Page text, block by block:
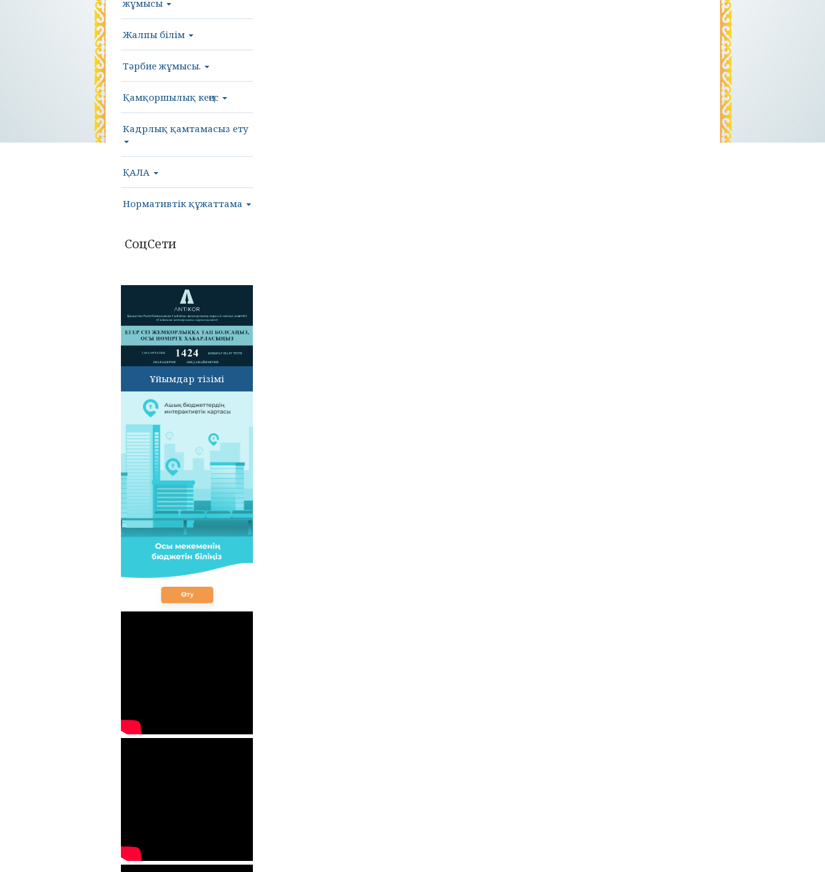
жұмысы
Жалпы білім
Тәрбие жұмысы.
Қамқоршылық кеңес
Кадрлық қамтамасыз ету
ҚАЛА
Нормативтік құжаттама
СоцСети
Ұйымдар тізімі